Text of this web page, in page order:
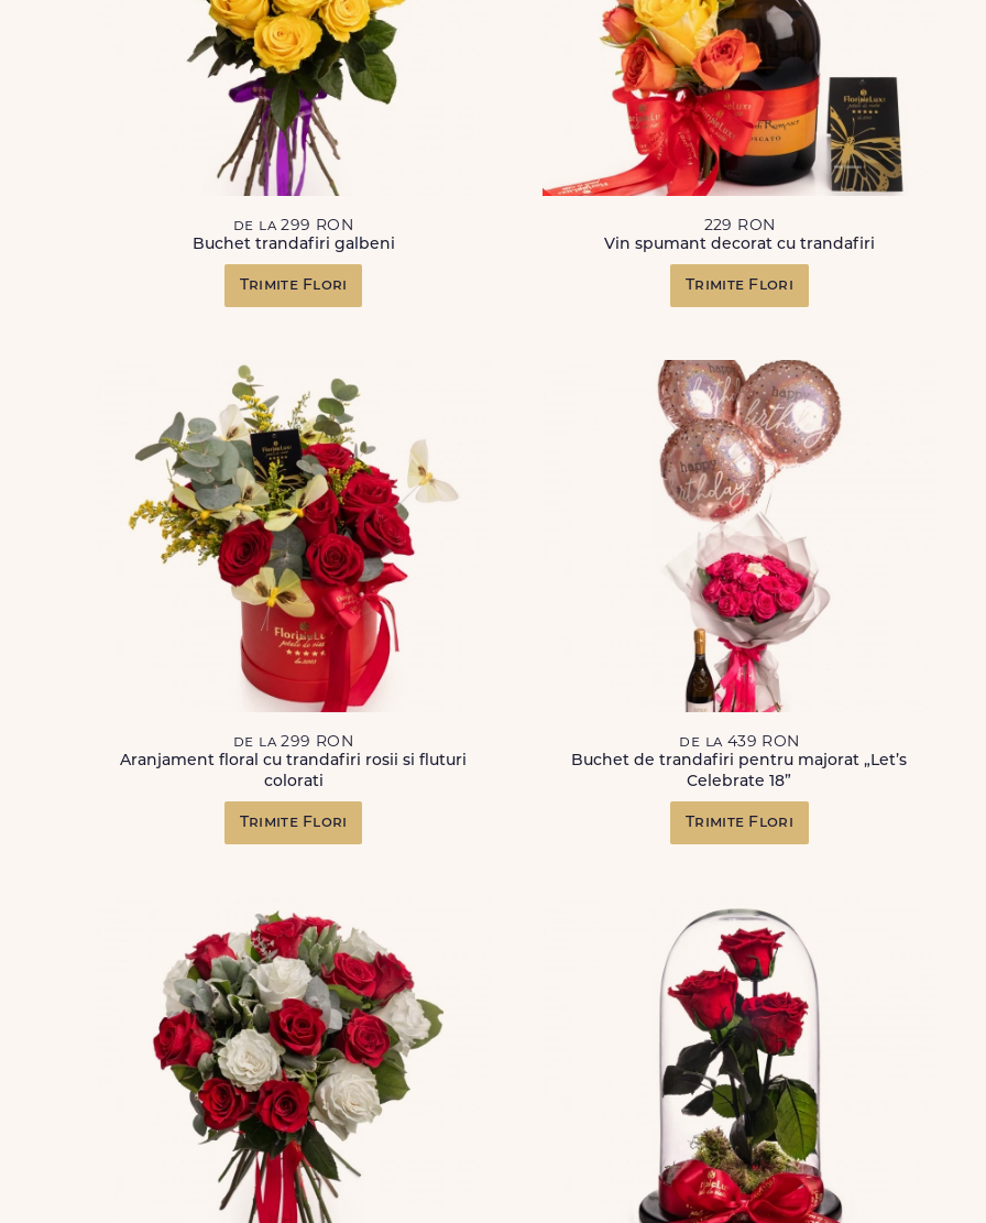
de la 299 RON
Buchet trandafiri galbeni
Trimite Flori
229 RON
Vin spumant decorat cu trandafiri
Trimite Flori
de la 299 RON
Aranjament floral cu trandafiri rosii si fluturi
colorati
Trimite Flori
de la 439 RON
Buchet de trandafiri pentru majorat „Let’s
Celebrate 18”
Trimite Flori